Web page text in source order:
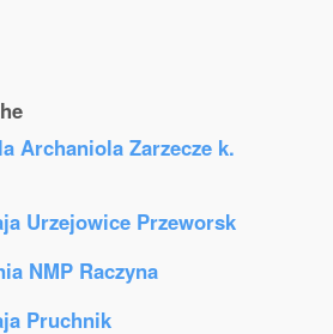
Archaniola Zarzecze k.
Urzejowice Przeworsk
NMP Raczyna
Pruchnik